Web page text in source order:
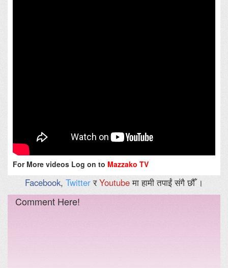
For More videos Log on to Mazzako TV
Facebook, TwitterरYoutubeमा हामी तपाईं संगै छौँ ।
Comment Here!